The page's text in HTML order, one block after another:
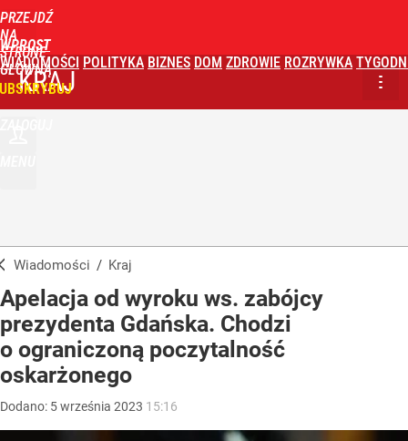
PRZEJDŹ
NA
STRONĘ
GŁÓWNĄ
WPROST
WIADOMOŚCI POLITYKA BIZNES DOM ZDROWIE ROZRYWKA
KRAJ
Wiadomości / Kraj
Apelacja od wyroku ws. zabójcy
prezydenta Gdańska. Chodzi
o ograniczoną poczytalność
oskarżonego
Dodano: 5września 2023 15:16